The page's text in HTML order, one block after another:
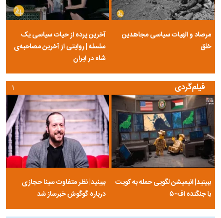
مرصاد و الهیات سیاسی مجاهدین
خلق
آخرین پرده از حیات سیاسی یک
سلسله | روایتی از آخرین مصاحبه‌ی
شاه در ایران
فیلم‌گردی
ببینید| انیمیشن لگویی حمله به کویت
با جنگنده اف-۵
ببینید| نظر متفاوت سینا حجازی
درباره گوگوش خبرساز شد
۱